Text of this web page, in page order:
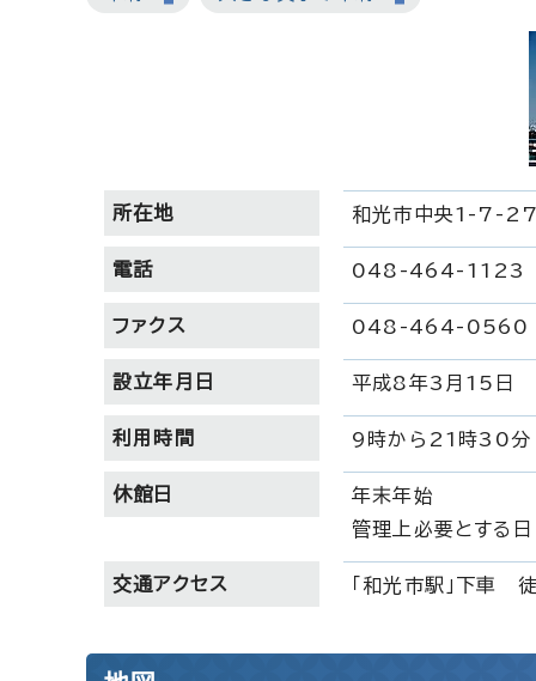
所在地 和光市中央1-7-
電話 048-464-1123
ファクス 048-464-0560
設立年月日 平成8年3月15日
利用時間 9時から21時30分
休館日
年末年始
管理上必要とする日
交通アクセス 「和光市駅」下車